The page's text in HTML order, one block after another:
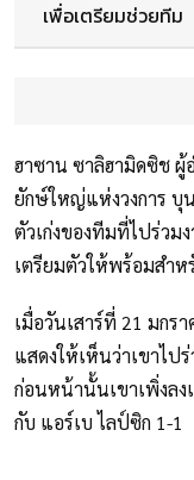
เพื่อเตรียมช่วยทีม
ฮาซาน ซาลิฮามิดซิช ผู้
ยักษ์ใหญ่แห่งวงการ บุ
ตัวเก่งของทีมที่ไปร่วม
เตรียมตัวให้พร้อมสำห
เมื่อวันเสาร์ที่ 21 มก
แสดงให้เห็นว่าเขาไป
ก่อนหน้านั้นเขาเพิ่งลง
กับ แอร์เบ ไลป์ซิก 1-1